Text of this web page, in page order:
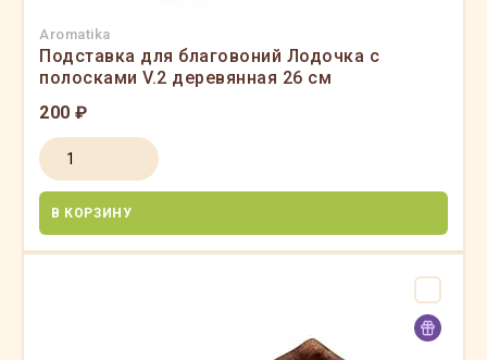
Aromatika
Подставка для благовоний Лодочка с
полосками V.2 деревянная 26 см
200 ₽
В КОРЗИНУ